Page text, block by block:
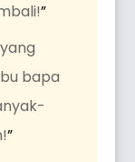
”
bapa
”